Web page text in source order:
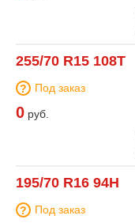
255/70 R15 108T
Под заказ
0 руб.
195/70 R16 94H
Под заказ